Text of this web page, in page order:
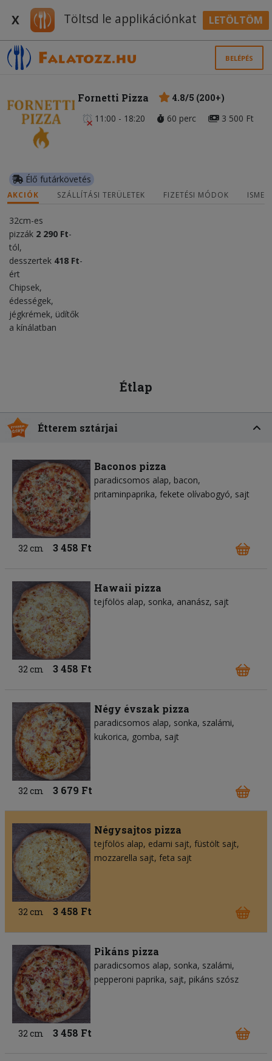
X Töltsd le applikációnkat LETÖLTÖM
BELÉPÉS
Fornetti Pizza
4.8/5 (200+)
11:00 - 18:20
60 perc 3 500 Ft
Élő futárkövetés
AKCIÓK SZÁLLÍTÁSI TERÜLETEK FIZETÉSI MÓDOK
32cm-es
pizzák 2 290 Ft-
tól,
desszertek 418 Ft-
ért
Chipsek,
édességek,
jégkrémek, üdítők
a kínálatban
Étlap
Étterem sztárjai
Baconos pizza
paradicsomos alap bacon
pritaminpaprika fekete olívabogyó sajt
32 cm 3 458 Ft
Hawaii pizza
tejfölös alap sonka ananász sajt
32 cm 3 458 Ft
Négy évszak pizza
paradicsomos alap sonka szalámi
kukorica gomba sajt
32 cm 3 679 Ft
Négysajtos pizza
tejfölös alap edami sajt füstölt sajt
mozzarella sajt feta sajt
32 cm 3 458 Ft
Pikáns pizza
paradicsomos alap sonka szalámi
pepperoni paprika sajt pikáns szósz
32 cm 3 458 Ft